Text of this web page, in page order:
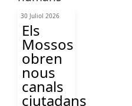
30 Juliol 2026
Els
Mossos
obren
nous
canals
ciutadans